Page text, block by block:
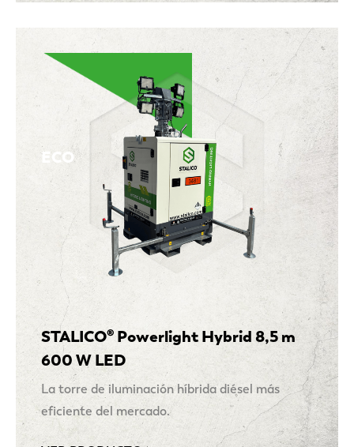
STALICO® Powerlight Hybrid 8,5 m
600 W LED
La torre de iluminación híbrida diésel más
eficiente del mercado.
ECO